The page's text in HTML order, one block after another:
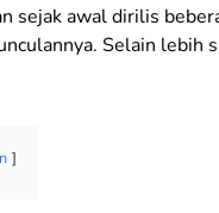
sejak awal dirilis
Selain lebih